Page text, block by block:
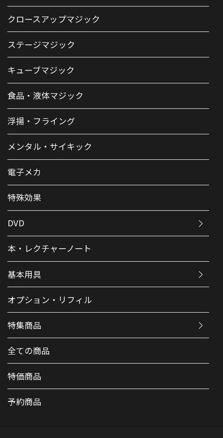
クロースアップマジック
ステージマジック
キューブマジック
食品・液体マジック
浮揚・フライング
メンタル・サイキック
電子メカ
特殊効果
DVD
本・レクチャーノート
基本用具
オプション・リフィル
特集商品
全ての商品
特価商品
予約商品